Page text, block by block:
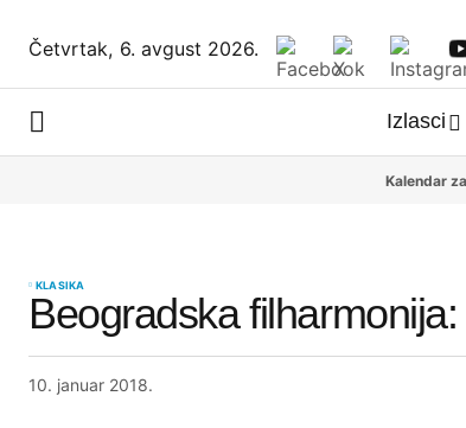
Četvrtak,6. avgust 2026.
Izlasci
Kalendar
KLASIKA
Beogradska
10. januar 2018.